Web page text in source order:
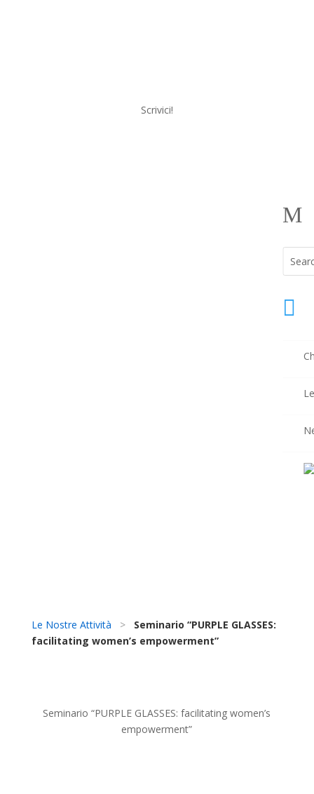
Scrivici!
M

Le Nostre Attività >
Seminario “PURPLE GLASSES:
facilitating women’s empowerment”
Seminario “PURPLE GLASSES: facilitating women’s
empowerment”